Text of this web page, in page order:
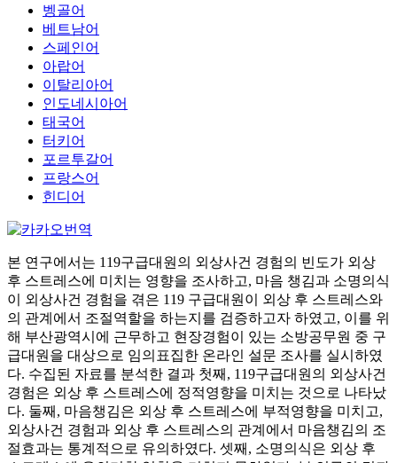
벵골어
베트남어
스페인어
아랍어
이탈리아어
인도네시아어
태국어
터키어
포르투갈어
프랑스어
힌디어
본 연구에서는 119구급대원의 외상사건 경험의 빈도가 외상
후 스트레스에 미치는 영향을 조사하고, 마음 챙김과 소명의식
이 외상사건 경험을 겪은 119 구급대원이 외상 후 스트레스와
의 관계에서 조절역할을 하는지를 검증하고자 하였고, 이를 위
해 부산광역시에 근무하고 현장경험이 있는 소방공무원 중 구
급대원을 대상으로 임의표집한 온라인 설문 조사를 실시하였
다. 수집된 자료를 분석한 결과 첫째, 119구급대원의 외상사건
경험은 외상 후 스트레스에 정적영향을 미치는 것으로 나타났
다. 둘째, 마음챙김은 외상 후 스트레스에 부적영향을 미치고,
외상사건 경험과 외상 후 스트레스의 관계에서 마음챙김의 조
절효과는 통계적으로 유의하였다. 셋째, 소명의식은 외상 후